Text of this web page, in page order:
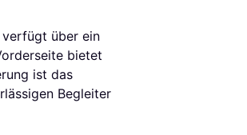
verfügt über ein
bietet
ist das
Begleiter